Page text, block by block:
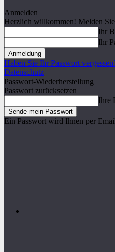
Anmelden
Herzlich willkommen! Melden
Ihr
Ihr
Haben Sie Ihr Passwort
Datenschutz
Passwort-Wiederherstellung
Passwort zurücksetzen
Ihre
Ein Passwort wird Ihnen per